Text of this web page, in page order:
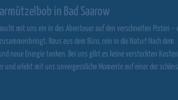
in Bad Saarow
mit uns ein in das Abenteuer auf den verschneiten Pisten –
Raus aus dem Büro, rein in die Natur! Nach dem
neue Energie tanken. Bei uns gibt es keine versteckten
und erlebt mit uns unvergessliche Momente auf einer der